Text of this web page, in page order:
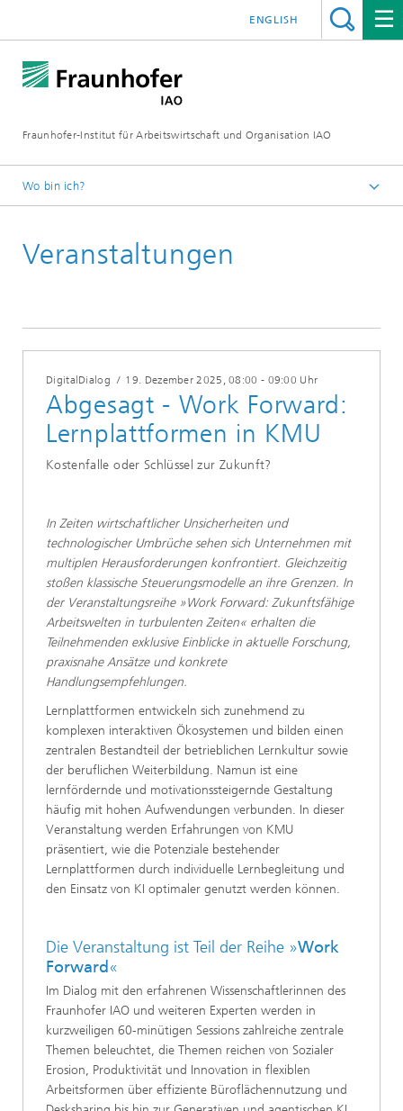
Fraunhofer-Institut für Arbeitswirtschaft und Organisation IAO
ENGLISH
Wo bin ich?
Veranstaltungen
Veranstaltungen
DigitalDialog / 19. Dezember 2025 , 08:00 - 09:00 Uhr
Abgesagt - Work Forward:
Lernplattformen in KMU
Kostenfalle oder Schlüssel zur Zukunft?
In Zeiten wirtschaftlicher Unsicherheiten und
technologischer Umbrüche sehen sich Unternehmen mit
multiplen Herausforderungen konfrontiert. Gleichzeitig
stoßen klassische Steuerungsmodelle an ihre Grenzen. In
der Veranstaltungsreihe »Work Forward: Zukunftsfähige
Arbeitswelten in turbulenten Zeiten« erhalten die
Teilnehmenden exklusive Einblicke in aktuelle Forschung,
praxisnahe Ansätze und konkrete
Handlungsempfehlungen.
​Lernplattformen entwickeln sich zunehmend zu
komplexen interaktiven Ökosystemen und bilden einen
zentralen Bestandteil der betrieblichen Lernkultur sowie
der beruflichen Weiterbildung. Namun ist eine
lernfördernde und motivationssteigernde Gestaltung
häufig mit hohen Aufwendungen verbunden. In dieser
Veranstaltung werden Erfahrungen von KMU
präsentiert, wie die Potenziale bestehender
Lernplattformen durch individuelle Lernbegleitung und
den Einsatz von KI optimaler genutzt werden können.
Die Veranstaltung ist Teil der Reihe »Work
Forward«
Im Dialog mit den erfahrenen Wissenschaftlerinnen des
Fraunhofer IAO und weiteren Experten werden in
kurzweiligen 60-minütigen Sessions zahlreiche zentrale
Themen beleuchtet, die Themen reichen von Sozialer
Erosion, Produktivität und Innovation in flexiblen
Arbeitsformen über effiziente Büroflächennutzung und